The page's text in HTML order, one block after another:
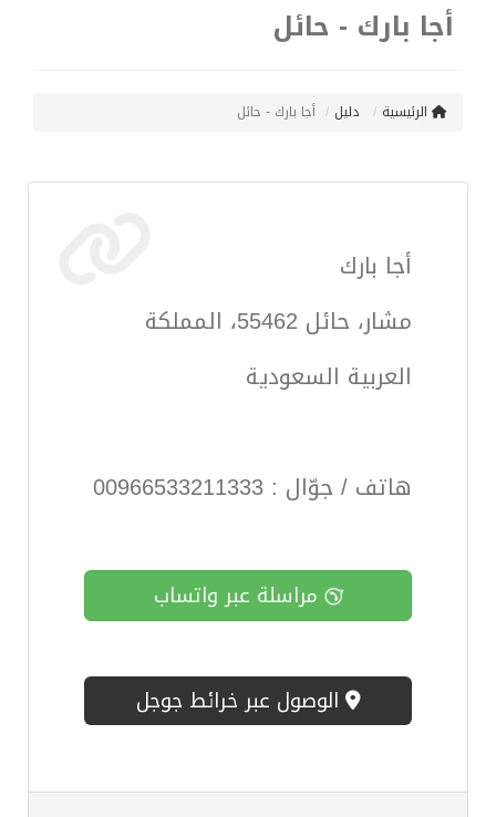
أجا بارك - حائل
الرئيسية دليل أجا بارك - حائل
أجا بارك
مشار، حائل 55462، المملكة
العربية السعودية
هاتف / جوّال : 00966533211333
مراسلة عبر واتساب
الوصول عبر خرائط جوجل